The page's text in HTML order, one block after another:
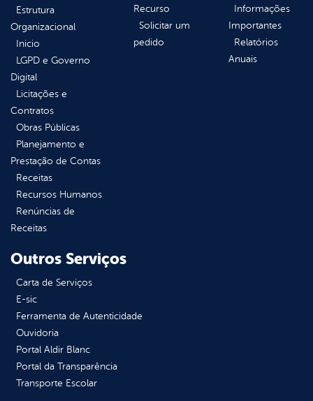
Estrutura
Organizacional
Inicio
LGPD e Governo
Digital
Licitações e
Contratos
Obras Públicas
Planejamento e
Prestação de Contas
Receitas
Recursos Humanos
Renúncias de
Receitas
Recurso
Solicitar um
pedido
Informações
Importantes
Relatórios
Anuais
Outros Serviços
Carta de Serviços
E-sic
Ferramenta de Autenticidade
Ouvidoria
Portal Aldir Blanc
Portal da Transparência
Transporte Escolar